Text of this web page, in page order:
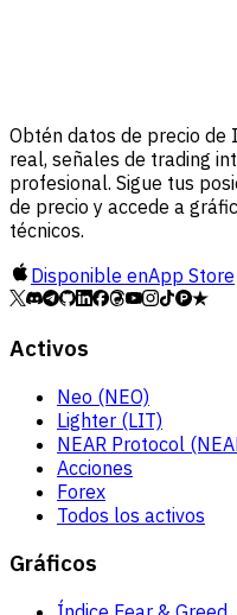
Obtén datos de precio
real, señales de trading
profesional. Sigue tus
de precio y accede a
técnicos.
Disponible enApp Store
Activos
Neo (NEO)
Lighter (LIT)
NEAR Protocol
Acciones
Forex
Todos los activos
Gráficos